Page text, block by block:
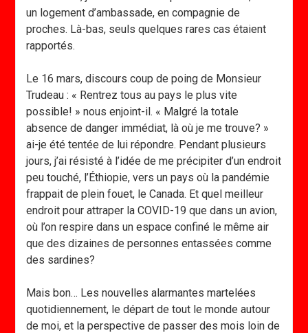
un logement d’ambassade, en compagnie de
proches. Là-bas, seuls quelques rares cas étaient
rapportés.
Le 16 mars, discours coup de poing de Monsieur
Trudeau : « Rentrez tous au pays le plus vite
possible! » nous enjoint-il. « Malgré la totale
absence de danger immédiat, là où je me trouve? »
ai-je été tentée de lui répondre. Pendant plusieurs
jours, j’ai résisté à l’idée de me précipiter d’un endroit
peu touché, l’Éthiopie, vers un pays où la pandémie
frappait de plein fouet, le Canada. Et quel meilleur
endroit pour attraper la COVID-19 que dans un avion,
où l’on respire dans un espace confiné le même air
que des dizaines de personnes entassées comme
des sardines?
Mais bon… Les nouvelles alarmantes martelées
quotidiennement, le départ de tout le monde autour
de moi, et la perspective de passer des mois loin de